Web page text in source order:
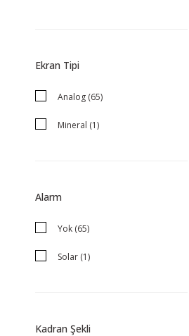
Ekran Tipi
Analog (65)
Mineral (1)
Alarm
Yok (65)
Solar (1)
Kadran Şekli